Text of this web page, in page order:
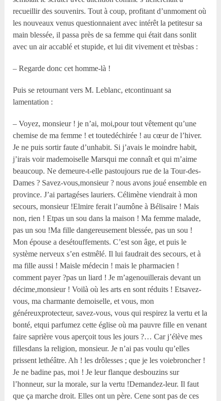
recueillir des souvenirs. Tout à coup, profitant d’unmoment où
les nouveaux venus questionnaient avec intérêt la petitesur sa
main blessée, il passa près de sa femme qui était dans sonlit
avec un air accablé et stupide, et lui dit vivement et trèsbas :
– Regarde donc cet homme-là !
Puis se retournant vers M. Leblanc, etcontinuant sa
lamentation :
– Voyez, monsieur ! je n’ai, moi,pour tout vêtement qu’une
chemise de ma femme ! et toutedéchirée ! au cœur de l’hiver.
Je ne puis sortir faute d’unhabit. Si j’avais le moindre habit,
j’irais voir mademoiselle Marsqui me connaît et qui m’aime
beaucoup. Ne demeure-t-elle pastoujours rue de la Tour-des-
Dames ? Savez-vous,monsieur ? nous avons joué ensemble en
province. J’ai partagéses lauriers. Célimène viendrait à mon
secours, monsieur !Elmire ferait l’aumône à Bélisaire ! Mais
non, rien ! Etpas un sou dans la maison ! Ma femme malade,
pas un sou !Ma fille dangereusement blessée, pas un sou !
Mon épouse a desétouffements. C’est son âge, et puis le
système nerveux s’en estmêlé. Il lui faudrait des secours, et à
ma fille aussi ! Maisle médecin ! mais le pharmacien !
comment payer ?pas un liard ! Je m’agenouillerais devant un
décime,monsieur ! Voilà où les arts en sont réduits ! Etsavez-
vous, ma charmante demoiselle, et vous, mon
généreuxprotecteur, savez-vous, vous qui respirez la vertu et la
bonté, etqui parfumez cette église où ma pauvre fille en venant
faire saprière vous aperçoit tous les jours ?… Car j’élève mes
fillesdans la religion, monsieur. Je n’ai pas voulu qu’elles
prissent lethéâtre. Ah ! les drôlesses ; que je les voiebroncher !
Je ne badine pas, moi ! Je leur flanque desbouzins sur
l’honneur, sur la morale, sur la vertu !Demandez-leur. Il faut
que ça marche droit. Elles ont un père. Cene sont pas de ces